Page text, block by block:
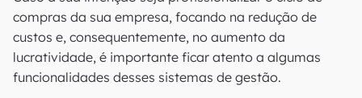
compras da sua empresa, focando na redução de
custos e, consequentemente, no aumento da
lucratividade, é importante ficar atento a algumas
funcionalidades desses sistemas de gestão.